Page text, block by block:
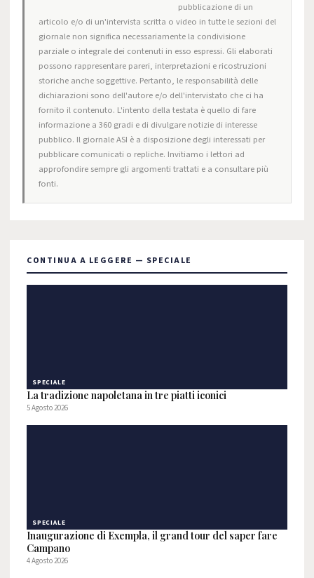
pubblicazione di un
articolo e/o di un'intervista scritta o video in tutte le sezioni del
giornale non significa necessariamente la condivisione
parziale o integrale dei contenuti in esso espressi. Gli elaborati
possono rappresentare pareri, interpretazioni e ricostruzioni
storiche anche soggettive. Pertanto, le responsabilità delle
dichiarazioni sono dell'autore e/o dell'intervistato che ci ha
fornito il contenuto. L'intento della testata è quello di fare
informazione a 360 gradi e di divulgare notizie di interesse
pubblico. Il giornale ASI è a disposizione degli interessati per
pubblicare comunicati o repliche. Invitiamo i lettori ad
approfondire sempre gli argomenti trattati e a consultare più
fonti.
CONTINUA A LEGGERE — SPECIALE
SPECIALE
La tradizione napoletana in tre piatti iconici
5 Agosto 2026
SPECIALE
Inaugurazione di Exempla, il grand tour del saper fare
Campano
4 Agosto 2026